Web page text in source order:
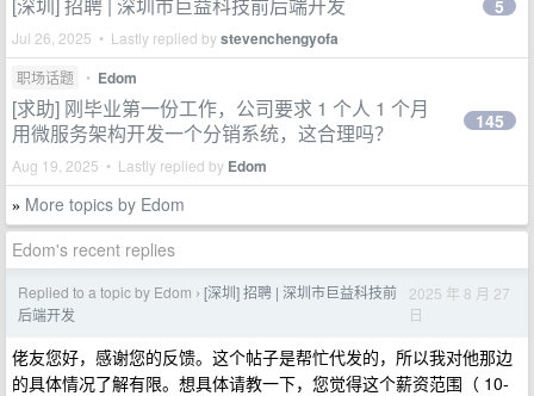
Jul 26, 2025 • Lastly replied bystevenchengyofa
5
职场话题 • Edom
[求助] 刚毕业第一份工作，公司要求 1 个人 1 个月
用微服务架构开发一个分销系统，这合理吗？
Aug 19, 2025 • Lastly replied by Edom
145
» More topics by Edom
Edom's recent replies
Replied to a topic by Edom › [深圳] 招聘 | 深圳市巨益科技前
后端开发
2025 年 8 月 27
日
佬友您好，感谢您的反馈。这个帖子是帮忙代发的，所以我对他那边
的具体情况了解有限。想具体请教一下，您觉得这个薪资范围（ 10-